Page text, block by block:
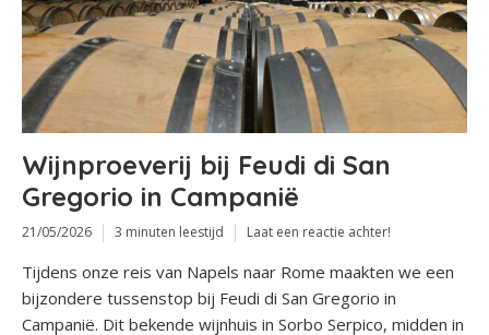
Wijnproeverij bij Feudi di San
Gregorio in Campanië
21/05/2026 3 minuten leestijd Laat een reactie achter!
Tijdens onze reis van Napels naar Rome maakten we een
bijzondere tussenstop bij Feudi di San Gregorio in
Campanië. Dit bekende wijnhuis in Sorbo Serpico, midden in